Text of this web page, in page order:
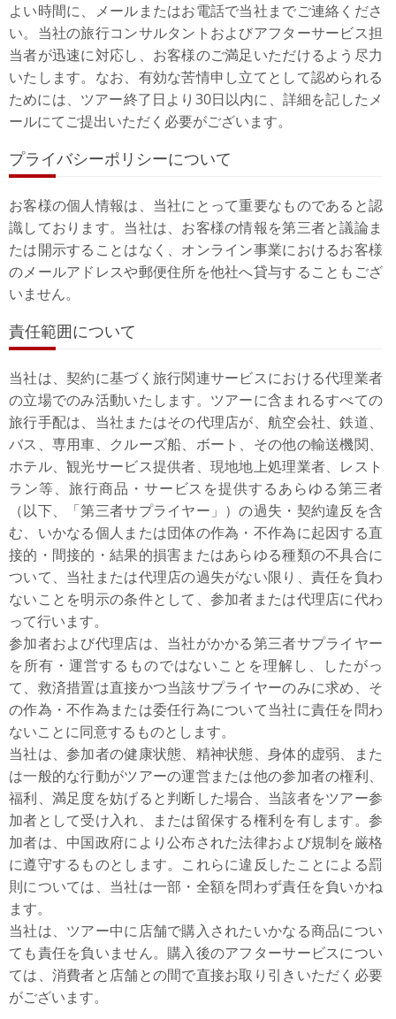
よい時間に、メールまたはお電話で当社までご連絡くださ
い。当社の旅行コンサルタントおよびアフターサービス担
当者が迅速に対応し、お客様のご満足いただけるよう尽力
いたします。なお、有効な苦情申し立てとして認められる
ためには、ツアー終了日より30日以内に、詳細を記したメ
ールにてご提出いただく必要がございます。
プライバシーポリシーについて
お客様の個人情報は、当社にとって重要なものであると認
識しております。当社は、お客様の情報を第三者と議論ま
たは開示することはなく、オンライン事業におけるお客様
のメールアドレスや郵便住所を他社へ貸与することもござ
いません。
責任範囲について
当社は、契約に基づく旅行関連サービスにおける代理業者
の立場でのみ活動いたします。ツアーに含まれるすべての
旅行手配は、当社またはその代理店が、航空会社、鉄道、
バス、専用車、クルーズ船、ボート、その他の輸送機関、
ホテル、観光サービス提供者、現地地上処理業者、レスト
ラン等、旅行商品・サービスを提供するあらゆる第三者
（以下、「第三者サプライヤー」）の過失・契約違反を含
む、いかなる個人または団体の作為・不作為に起因する直
接的・間接的・結果的損害またはあらゆる種類の不具合に
ついて、当社または代理店の過失がない限り、責任を負わ
ないことを明示の条件として、参加者または代理店に代わ
って行います。
参加者および代理店は、当社がかかる第三者サプライヤー
を所有・運営するものではないことを理解し、したがっ
て、救済措置は直接かつ当該サプライヤーのみに求め、そ
の作為・不作為または委任行為について当社に責任を問わ
ないことに同意するものとします。
当社は、参加者の健康状態、精神状態、身体的虚弱、また
は一般的な行動がツアーの運営または他の参加者の権利、
福利、満足度を妨げると判断した場合、当該者をツアー参
加者として受け入れ、または留保する権利を有します。参
加者は、中国政府により公布された法律および規制を厳格
に遵守するものとします。これらに違反したことによる罰
則については、当社は一部・全額を問わず責任を負いかね
ます。
当社は、ツアー中に店舗で購入されたいかなる商品につい
ても責任を負いません。購入後のアフターサービスについ
ては、消費者と店舗との間で直接お取り引きいただく必要
がございます。